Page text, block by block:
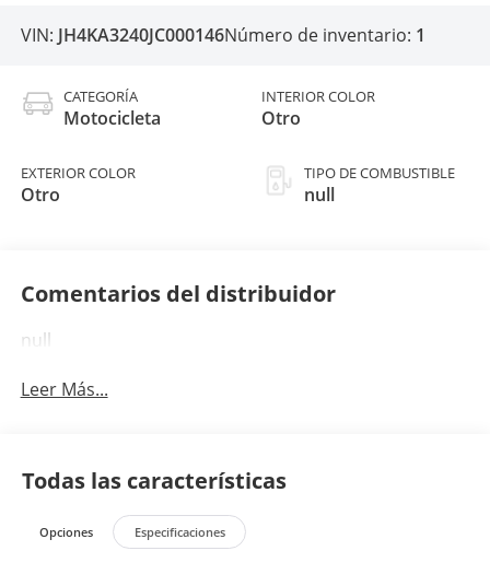
VIN: JH4KA3240JC000146Número de inventario: 1
CATEGORÍA
Motocicleta
EXTERIOR COLOR
Otro
INTERIOR COLOR
Otro
TIPO DE COMBUSTIBLE
null
Comentarios del distribuidor
null
Leer Más...
Todas las características
Opciones Especificaciones